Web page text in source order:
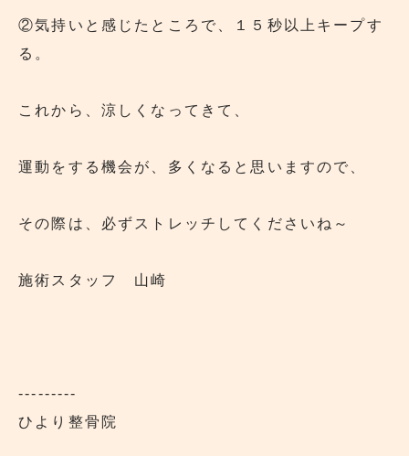
②気持いと感じたところで、１５秒以上キープす
る。
これから、涼しくなってきて、
運動をする機会が、多くなると思いますので、
その際は、必ずストレッチしてくださいね～
施術スタッフ 山崎
---------
ひより整骨院